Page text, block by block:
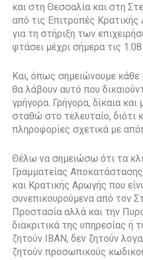
και στη Θεσσαλία και στη
από τις Επιτροπές
για τη στήριξη των
φτάσει μέχρι σήμερα τις
Και, όπως σημειώνουμε κάθε
θα λάβουν αυτό που
γρήγορα. Γρήγορα, δίκαια
σταθώ στο τελευταίο, διότι
πληροφορίες σχετικά με
Θέλω να σημειώσω ότι τα
Γραμματείας
και Κρατικής Αρωγής που
συνεπικουρούμενα από τον
Προστασία αλλά και την
διακριτικά της υπηρεσίας ή
ζητούν IBAN, δεν ζητούν
ζητούν προσωπικούς